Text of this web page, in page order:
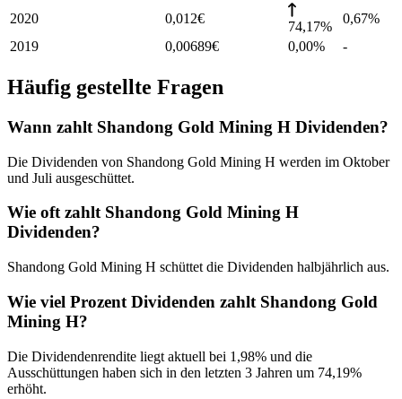
2020 0,012€
74,17%
0,67%
2019
0,00689€ 0,00% -
Häufig gestellte Fragen
Wann zahlt Shandong Gold Mining H Dividenden?
Die Dividenden von Shandong Gold Mining H werden im Oktober
und Juli ausgeschüttet.
Wie oft zahlt Shandong Gold Mining H
Dividenden?
Shandong Gold Mining H schüttet die Dividenden halbjährlich aus.
Wie viel Prozent Dividenden zahlt Shandong Gold
Mining H?
Die Dividendenrendite liegt aktuell bei 1,98% und die
Ausschüttungen haben sich in den letzten 3 Jahren um 74,19%
erhöht.